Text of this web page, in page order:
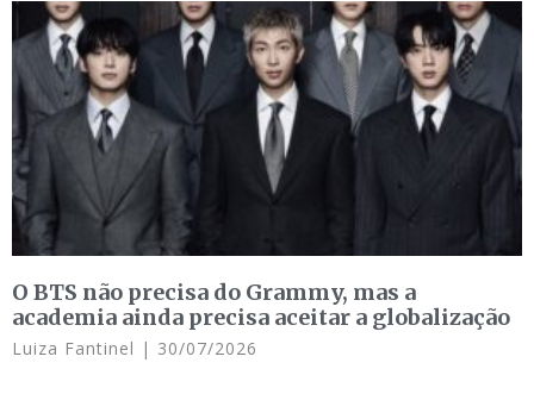
O BTS não precisa do Grammy, mas a
academia ainda precisa aceitar a globalização
Luiza Fantinel 30/07/2026